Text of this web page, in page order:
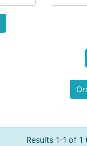
Results 1-1 of